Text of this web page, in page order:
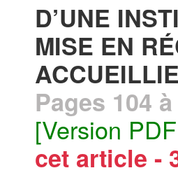
D’UNE
MISE EN
Pages 104
[Version
cet article -